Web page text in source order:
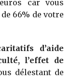
car vous
66% de votre
d’aide
l’effet de
délestant de